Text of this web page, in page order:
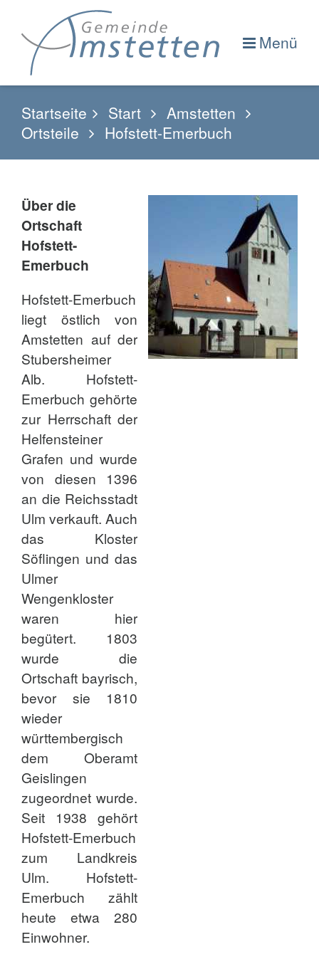
Menü
Startseite Start
Amstetten
Ortsteile
Hofstett-Emerbuch
Über die
Ortschaft
Hofstett-
Emerbuch
Hofstett-Emerbuch
liegt östlich von
Amstetten auf der
Stubersheimer
Alb. Hofstett-
Emerbuch gehörte
zur Herrschaft der
Helfensteiner
Grafen und wurde
von diesen 1396
an die Reichsstadt
Ulm verkauft. Auch
das Kloster
Söflingen und das
Ulmer
Wengenkloster
waren hier
begütert. 1803
wurde die
Ortschaft bayrisch,
bevor sie 1810
wieder
württembergisch
dem Oberamt
Geislingen
zugeordnet wurde.
Seit 1938 gehört
Hofstett-Emerbuch
zum Landkreis
Ulm. Hofstett-
Emerbuch zählt
heute etwa 280
Einwohner.